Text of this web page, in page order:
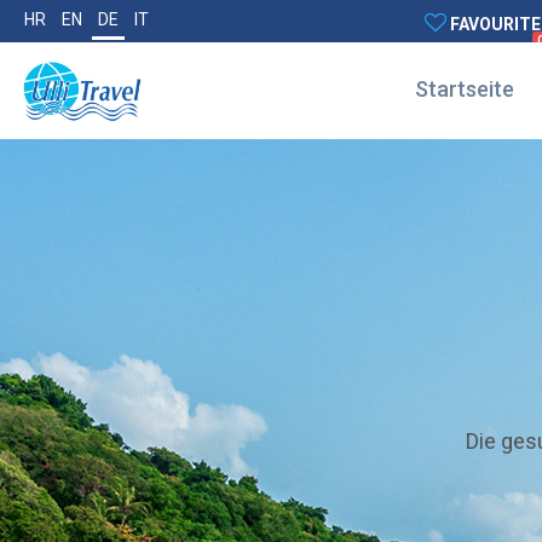
HR EN DE IT FAVOURITE
Startseite
Die